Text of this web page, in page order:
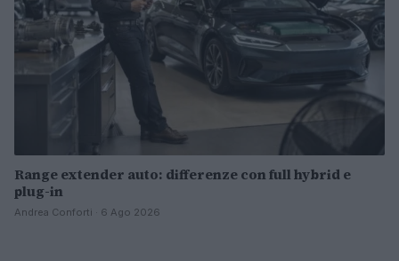
Range extender auto: differenze con full hybrid e
plug-in
Andrea Conforti · 6 Ago 2026